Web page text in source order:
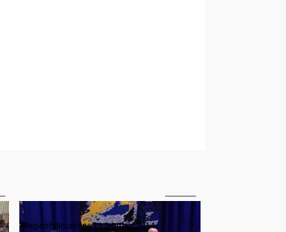
Regionfullmäktige 11 februari 2014